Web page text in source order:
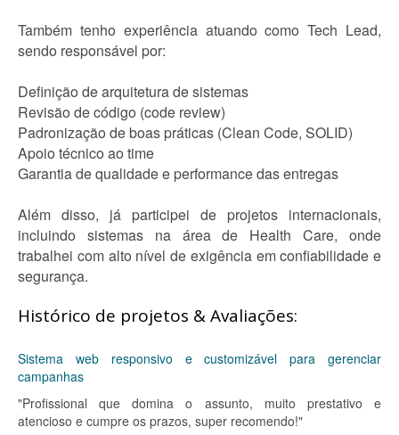
Também tenho experiência atuando como Tech Lead,
sendo responsável por:
Definição de arquitetura de sistemas
Revisão de código (code review)
Padronização de boas práticas (Clean Code, SOLID)
Apoio técnico ao time
Garantia de qualidade e performance das entregas
Além disso, já participei de projetos internacionais,
incluindo sistemas na área de Health Care, onde
trabalhei com alto nível de exigência em confiabilidade e
segurança.
Histórico de projetos & Avaliações:
Sistema web responsivo e customizável para gerenciar
campanhas
"Profissional que domina o assunto, muito prestativo e
atencioso e cumpre os prazos, super recomendo!"